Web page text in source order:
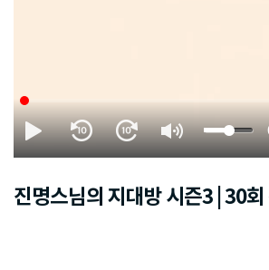
진명스님의 지대방 시즌3 | 30